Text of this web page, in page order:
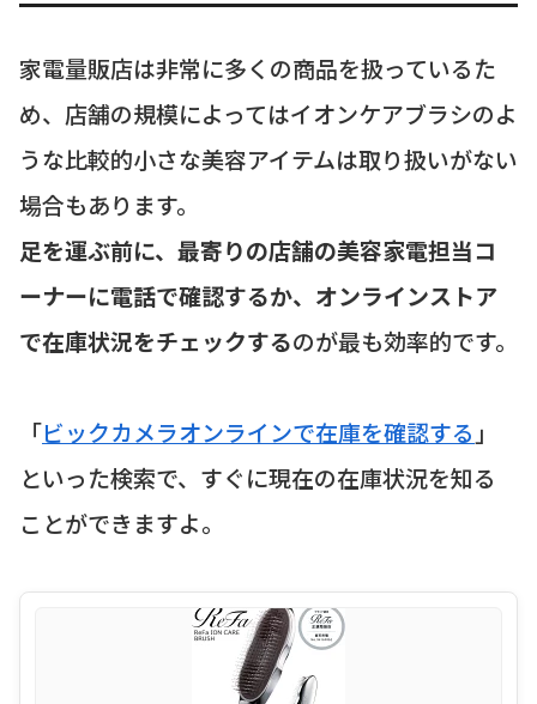
家電量販店は非常に多くの商品を扱っているた
め、店舗の規模によってはイオンケアブラシのよ
うな比較的小さな美容アイテムは取り扱いがない
場合もあります。
足を運ぶ前に、最寄りの店舗の美容家電担当コ
ーナーに電話で確認するか、オンラインストア
で在庫状況をチェックするのが最も効率的です。
「ビックカメラオンラインで在庫を確認する 」
といった検索で、すぐに現在の在庫状況を知る
ことができますよ。